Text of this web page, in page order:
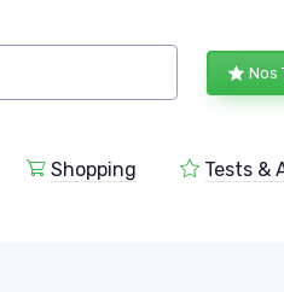
Nos
Shopping Tests &